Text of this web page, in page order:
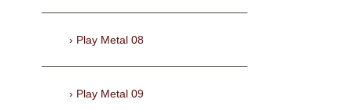
Play Metal 08
Play Metal 09